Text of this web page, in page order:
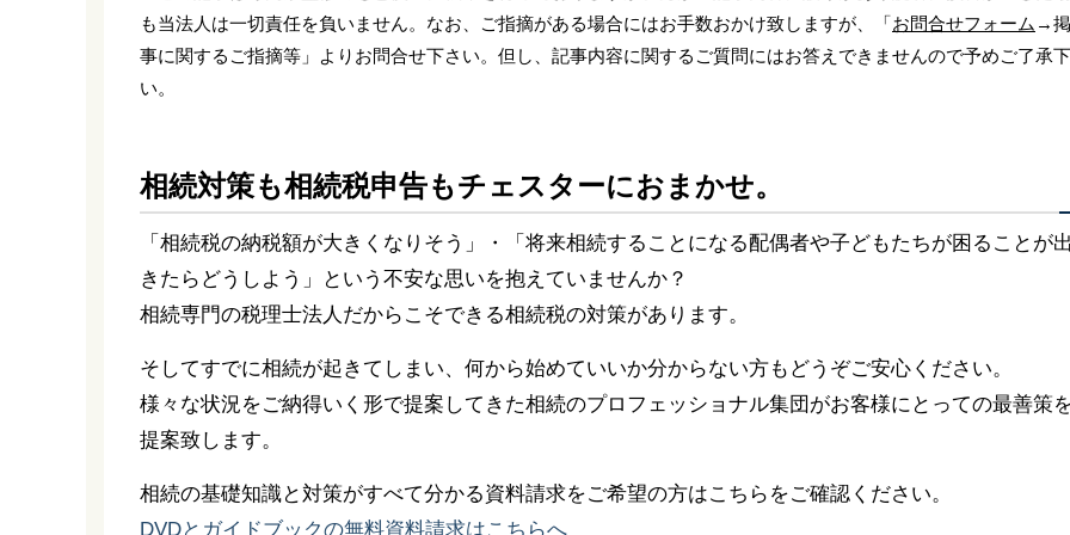
も当法人は一切責任を負いません。なお、ご指摘がある場合にはお手数おかけ致しますが、「お問合せフォーム →
事に関するご指摘等」よりお問合せ下さい。但し、記事内容に関するご質問にはお答えできませんので予めご了承
い。
相続対策も相続税申告もチェスターにおまかせ。
「相続税の納税額が大きくなりそう」・「将来相続することになる配偶者や子どもたちが困ることが
きたらどうしよう」という不安な思いを抱えていませんか？
相続専門の税理士法人だからこそできる相続税の対策があります。
そしてすでに相続が起きてしまい、何から始めていいか分からない方もどうぞご安心ください。
様々な状況をご納得いく形で提案してきた相続のプロフェッショナル集団がお客様にとっての最善策
提案致します。
相続の基礎知識と対策がすべて分かる資料請求をご希望の方はこちらをご確認ください。
DVDとガイドブックの無料資料請求はこちらへ